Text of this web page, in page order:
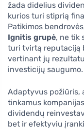
žada didelius
kurios turi stiprią
Patikimos
Ignitis grupė, ne tik
turi tvirtą reputaciją
vertinant jų
investicijų saugumo.
Adaptyvus požiūris,
tinkamus
dividendų
bet ir efektyviu